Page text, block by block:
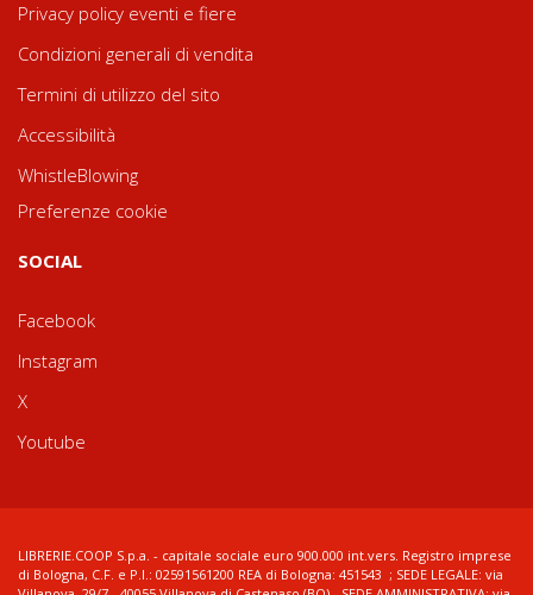
Privacy policy eventi e fiere
Condizioni generali di vendita
Termini di utilizzo del sito
Accessibilità
WhistleBlowing
Preferenze cookie
SOCIAL
Facebook
Instagram
X
Youtube
LIBRERIE.COOP S.p.a. - capitale sociale euro 900.000 int.vers. Registro imprese
di Bologna, C.F. e P.I.: 02591561200 REA di Bologna: 451543 ; SEDE LEGALE: via